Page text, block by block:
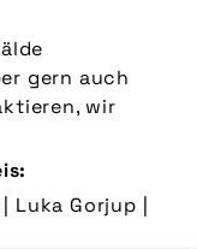
gern auch
wir
Gorjup |